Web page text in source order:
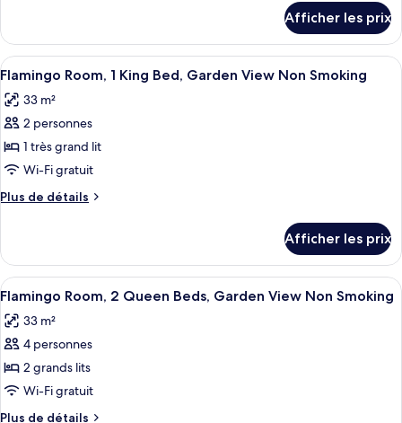
Go
Deluxe
Room,
1
King
Bed,
City
View
Non
Go
Deluxe
Room,
King
Bed,
View
Non
Afficher les prix
Afficher
toutes
les
photos
pour
ce
type
de
Flamingo
Room,
1
King
Bed,
Garden
View
Non
Smoking
Une chambre d’hôtel avec un grand
5
Flamingo Room, 1 King Bed, Garden View Non Smoking
33 m²
2 personnes
1 très grand lit
Wi-Fi gratuit
Plus de détails
Plus
Flamingo
Room,
1
Bed,
Garden
Non
Smoking
Afficher les prix
Afficher
toutes
les
photos
pour
ce
type
Une chambre d’hôtel avec deux lits,
6
Flamingo Room, 2 Queen Beds, Garden View Non Smoking
33 m²
4 personnes
2 grands lits
Wi-Fi gratuit
Plus de détails
Plus